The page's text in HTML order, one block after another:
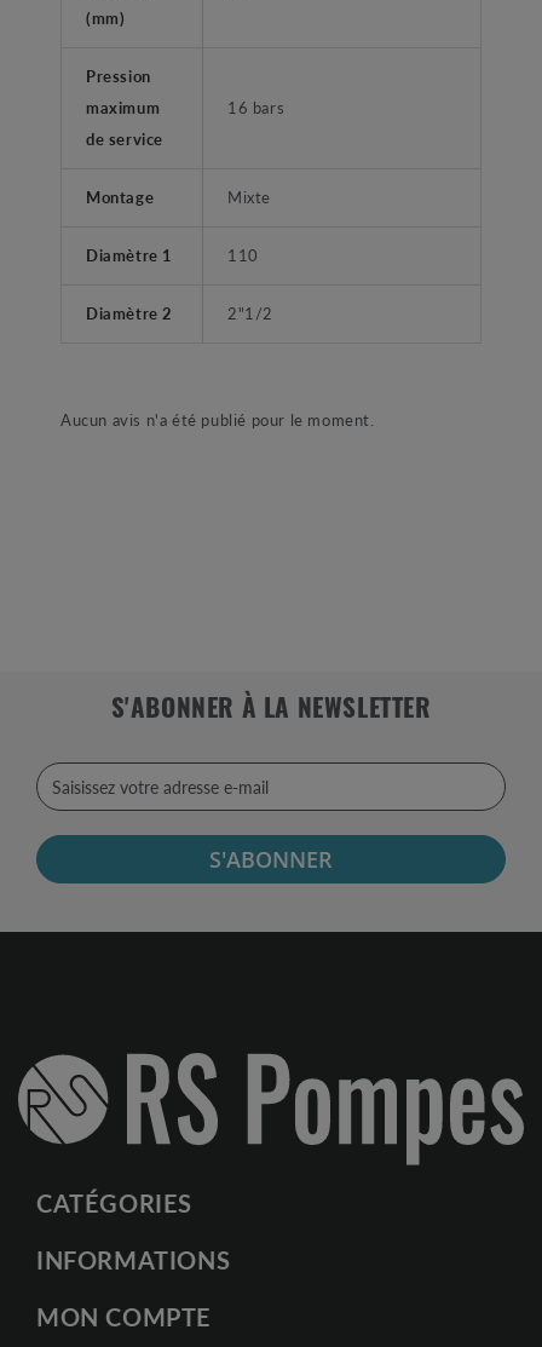
(mm)
Pression
maximum
de service
16 bars
Montage Mixte
Diamètre 1 110
Diamètre 2 2"1/2
Aucun avis n'a été publié pour le moment.
S'ABONNER À LA NEWSLETTER
S'ABONNER
CATÉGORIES
INFORMATIONS
MON COMPTE